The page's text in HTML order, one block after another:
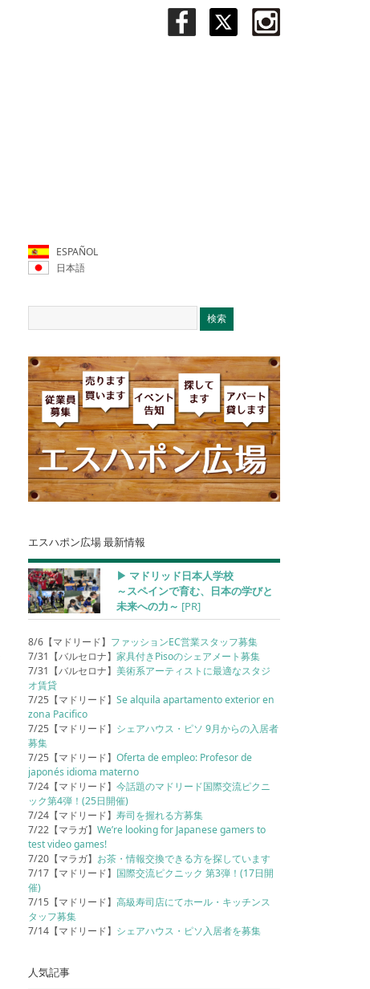
ESPAÑOL
日本語
エスハポン広場 最新情報
▶︎ マドリッド日本人学校
～スペインで育む、日本の学びと
未来への力～ [PR]
8/6【マドリード】 ファッションEC営業スタッフ募集
7/31【バルセロナ】家具付きPisoのシェアメート募集
7/31【バルセロナ】美術系アーティストに最適なスタジ
オ賃貸
7/25【マドリード】Se alquila apartamento exterior en
zona Pacifico
7/25【マドリード】 シェアハウス・ピソ 9月からの入居者
募集
7/25【マドリード】Oferta de empleo: Profesor de
japonés idioma materno
7/24【マドリード】今話題のマドリード国際交流ピクニ
ック第4弾！(25日開催)
7/24【マドリード】寿司を握れる方募集
7/22【マラガ】We’re looking for Japanese gamers to
test video games!
7/20【マラガ】 お茶・情報交換できる方を探しています
7/17【マドリード】 国際交流ピクニック 第3弾！(17日開
催)
7/15【マドリード】高級寿司店にてホール・キッチンス
タッフ募集
7/14【マドリード】 シェアハウス・ピソ入居者を募集
人気記事